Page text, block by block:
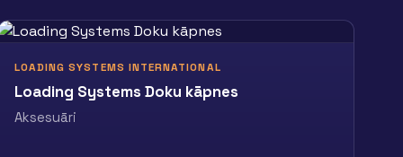
LOADING SYSTEMS INTERNATIONAL
Loading Systems Doku kāpnes
Aksesuāri